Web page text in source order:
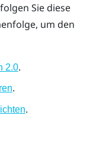
Sie diese
um den
2.0.
.
.